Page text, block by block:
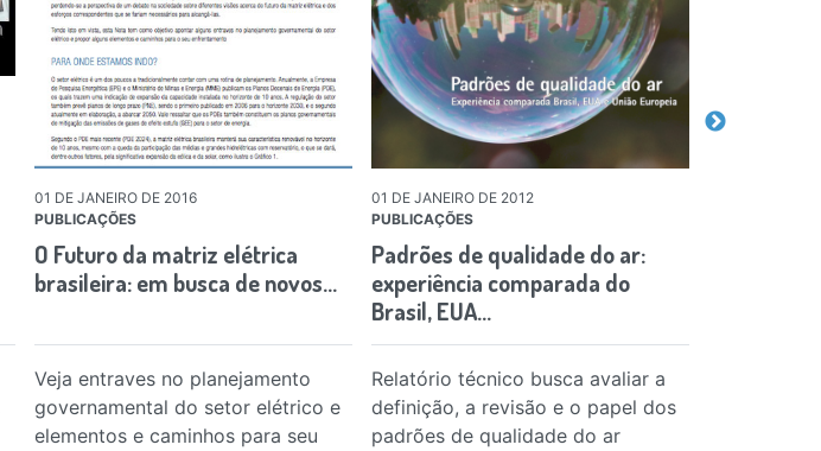
01 DE JANEIRO DE 2016
PUBLICAÇÕES
O Futuro da matriz elétrica
brasileira: em busca de novos…
Veja entraves no planejamento
governamental do setor elétrico e
elementos e caminhos para seu
01 DE JANEIRO DE 2012
PUBLICAÇÕES
Padrões de qualidade do ar:
experiência comparada do
Brasil, EUA…
Relatório técnico busca avaliar a
definição, a revisão e o papel dos
padrões de qualidade do ar